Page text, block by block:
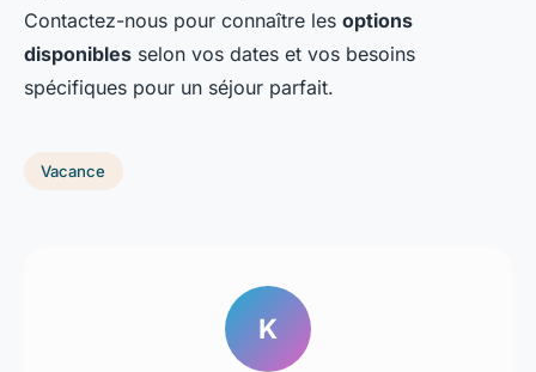
Contactez-nous pour connaître les options
disponibles selon vos dates et vos besoins
spécifiques pour un séjour parfait.
Vacance
K